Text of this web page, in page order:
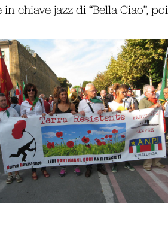
chiave jazz di “Bella Ciao”,